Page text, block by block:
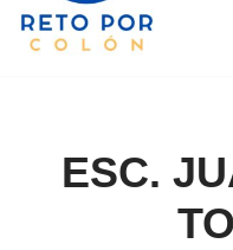
contenido
ESC.